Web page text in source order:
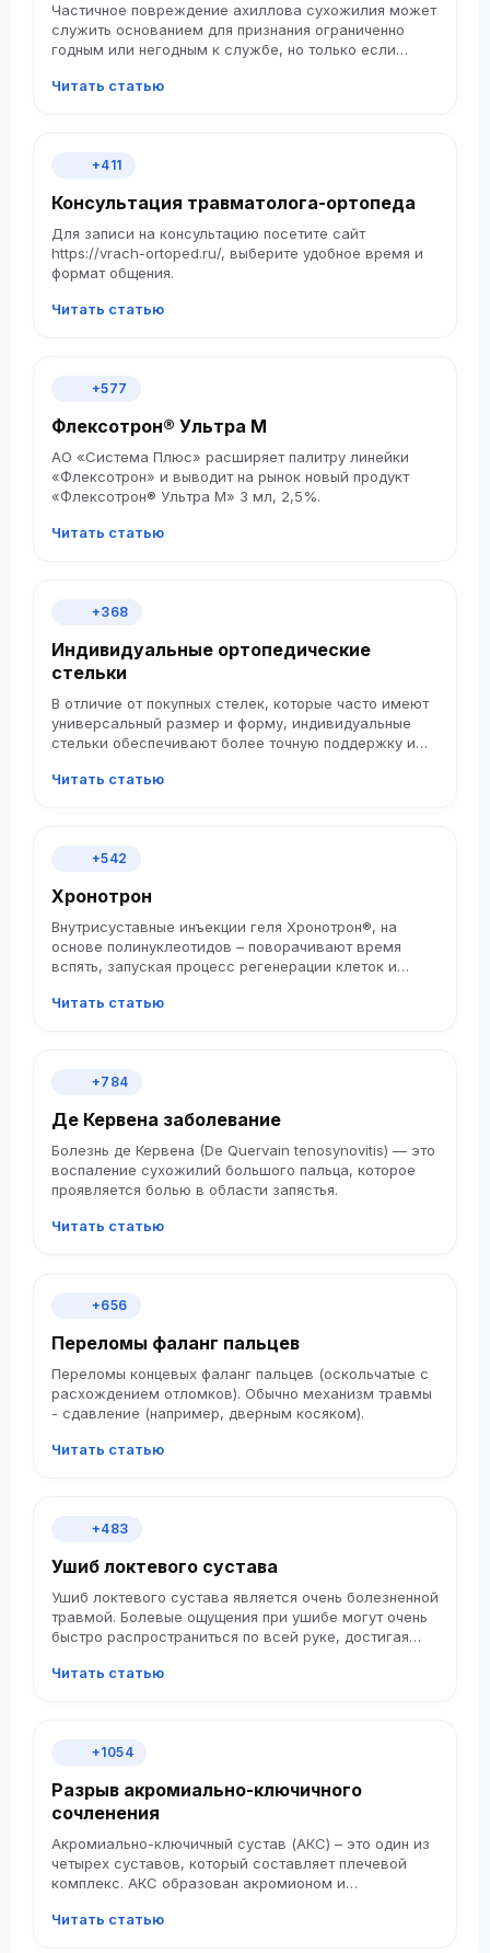
Частичное повреждение ахиллова сухожилия может
служить основанием для признания ограниченно
годным или негодным к службе, но только если
нарушениям.
Читать статью
+411
Консультация травматолога-ортопеда
Для записи на консультацию посетите сайт
https://vrach-ortoped.ru/, выберите удобное время и
формат общения.​
Читать статью
+577
Флексотрон® Ультра М
АО «Система Плюс» расширяет палитру линейки
«Флексотрон» и выводит на рынок новый продукт
«Флексотрон® Ультра М» 3 мл, 2,5%.
Читать статью
+368
Индивидуальные ортопедические
стельки
В отличие от покупных стелек, которые часто имеют
универсальный размер и форму, индивидуальные
стельки обеспечивают более точную поддержку и
жизни и снизить риск травм.
Читать статью
+542
Хронотрон
Внутрисуставные инъекции геля Хронотрон®, на
основе полинуклеотидов – поворачивают время
вспять, запуская процесс регенерации клеток и
Читать статью
+784
Де Кервена заболевание
Болезнь де Кервена (De Quervain tenosynovitis) — это
воспаление сухожилий большого пальца, которое
проявляется болью в области запястья.
Читать статью
+656
Переломы фаланг пальцев
Переломы концевых фаланг пальцев (оскольчатые с
расхождением отломков). Обычно механизм травмы
- сдавление (например, дверным косяком).
Читать статью
+483
Ушиб локтевого сустава
Ушиб локтевого сустава является очень болезненной
травмой. Болевые ощущения при ушибе могут очень
быстро распространиться по всей руке, достигая
локтевой сустав травмируется после падения,
Читать статью
+1054
Разрыв акромиально-ключичного
сочленения
Акромиально-ключичный сустав (АКС) – это один из
четырех суставов, который составляет плечевой
комплекс. АКС образован акромионом и
синовиальный сустав скользящего или плоского
Читать статью